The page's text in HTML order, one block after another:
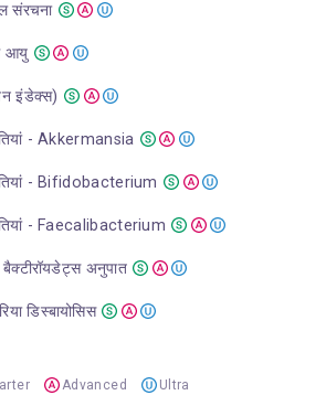
संरचना
आयु
इंडेक्स)
- Akkermansia
- Bifidobacterium
- Faecalibacterium
अनुपात
डिस्बायोसिस
Advanced Ultra